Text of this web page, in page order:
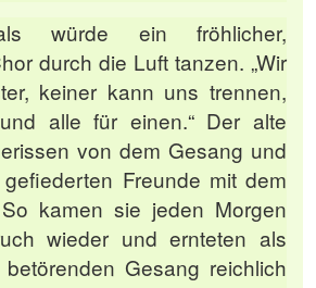
würde ein fröhlicher,
durch die Luft tanzen. „Wir
keiner kann uns trennen,
alle für einen.“ Der alte
von dem Gesang und
Freunde mit dem
kamen sie jeden Morgen
wieder und ernteten als
Gesang reichlich